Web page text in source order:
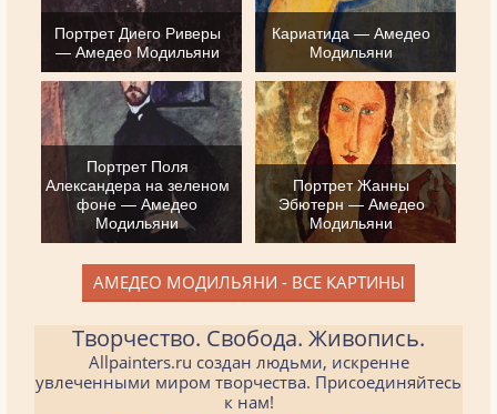
Портрет Диего Риверы
— Амедео Модильяни
Кариатида — Амедео
Модильяни
Портрет Поля
Александера на зеленом
фоне — Амедео
Модильяни
Портрет Жанны
Эбютерн — Амедео
Модильяни
АМЕДЕО МОДИЛЬЯНИ - ВСЕ КАРТИНЫ
Творчество. Свобода. Живопись.
Allpainters.ru создан людьми, искренне
увлеченными миром творчества. Присоединяйтесь
к нам!